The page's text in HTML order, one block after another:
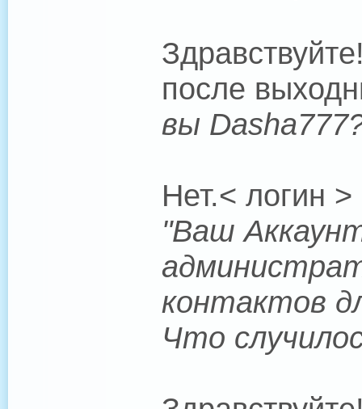
после
вы
Нет.< логин >
"Ваш
контактов
Что